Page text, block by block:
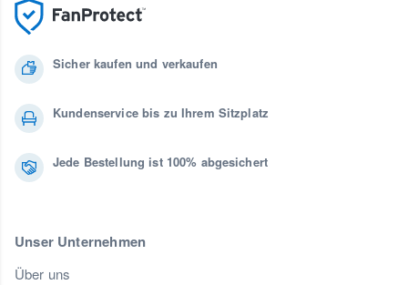
Sicher kaufen und verkaufen
Kundenservice bis zu Ihrem Sitzplatz
Jede Bestellung ist 100% abgesichert
Unser Unternehmen
Über uns